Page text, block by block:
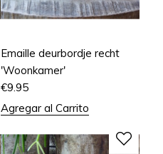
Emaille deurbordje recht
'Woonkamer'
€9.95
Agregar al Carrito